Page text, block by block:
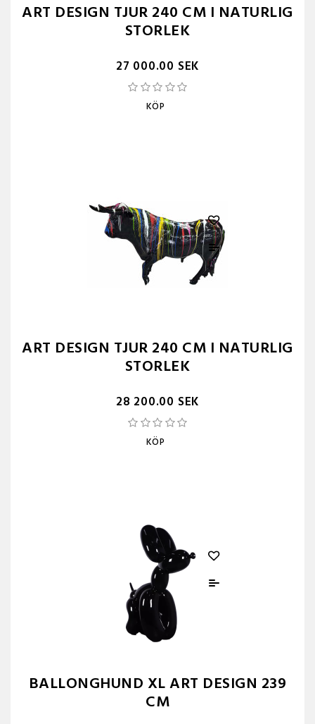
ART DESIGN TJUR 240 CM I NATURLIG
STORLEK
27 000.00 SEK
KÖP
ART DESIGN TJUR 240 CM I NATURLIG
STORLEK
28 200.00 SEK
KÖP
BALLONGHUND XL ART DESIGN 239
CM